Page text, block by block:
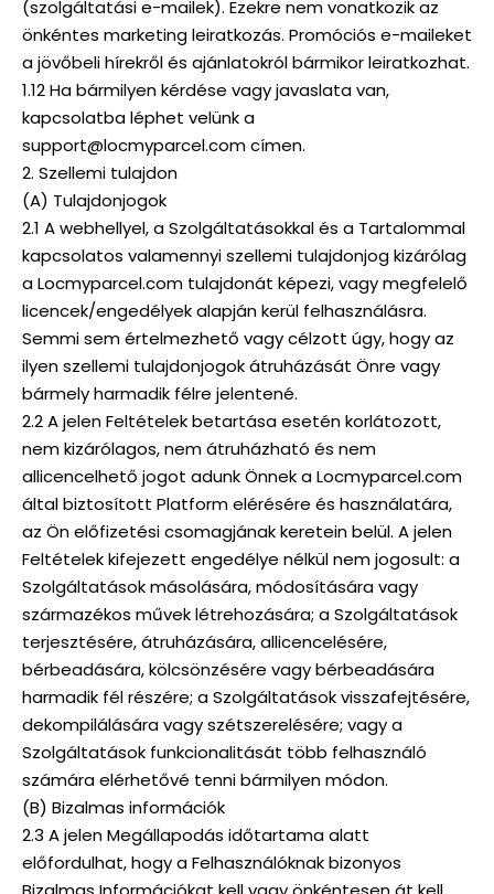
(szolgáltatási e-mailek). Ezekre nem vonatkozik az
önkéntes marketing leiratkozás. Promóciós e-maileket
a jövőbeli hírekről és ajánlatokról bármikor leiratkozhat.
1.12 Ha bármilyen kérdése vagy javaslata van,
kapcsolatba léphet velünk a
support@locmyparcel.com címen.
2. Szellemi tulajdon
(A) Tulajdonjogok
2.1 A webhellyel, a Szolgáltatásokkal és a Tartalommal
kapcsolatos valamennyi szellemi tulajdonjog kizárólag
a Locmyparcel.com tulajdonát képezi, vagy megfelelő
licencek/engedélyek alapján kerül felhasználásra.
Semmi sem értelmezhető vagy célzott úgy, hogy az
ilyen szellemi tulajdonjogok átruházását Önre vagy
bármely harmadik félre jelentené.
2.2 A jelen Feltételek betartása esetén korlátozott,
nem kizárólagos, nem átruházható és nem
allicencelhető jogot adunk Önnek a Locmyparcel.com
által biztosított Platform elérésére és használatára,
az Ön előfizetési csomagjának keretein belül. A jelen
Feltételek kifejezett engedélye nélkül nem jogosult: a
Szolgáltatások másolására, módosítására vagy
származékos művek létrehozására; a Szolgáltatások
terjesztésére, átruházására, allicencelésére,
bérbeadására, kölcsönzésére vagy bérbeadására
harmadik fél részére; a Szolgáltatások visszafejtésére,
dekompilálására vagy szétszerelésére; vagy a
Szolgáltatások funkcionalitását több felhasználó
számára elérhetővé tenni bármilyen módon.
(B) Bizalmas információk
2.3 A jelen Megállapodás időtartama alatt
előfordulhat, hogy a Felhasználóknak bizonyos